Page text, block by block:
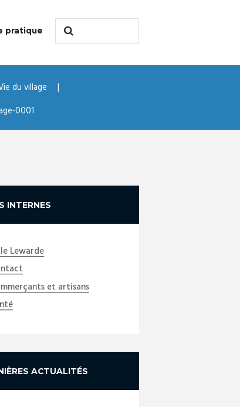
pratique
du village
0001
INTERNES
Lewarde
et artisans
ACTUALITÉS